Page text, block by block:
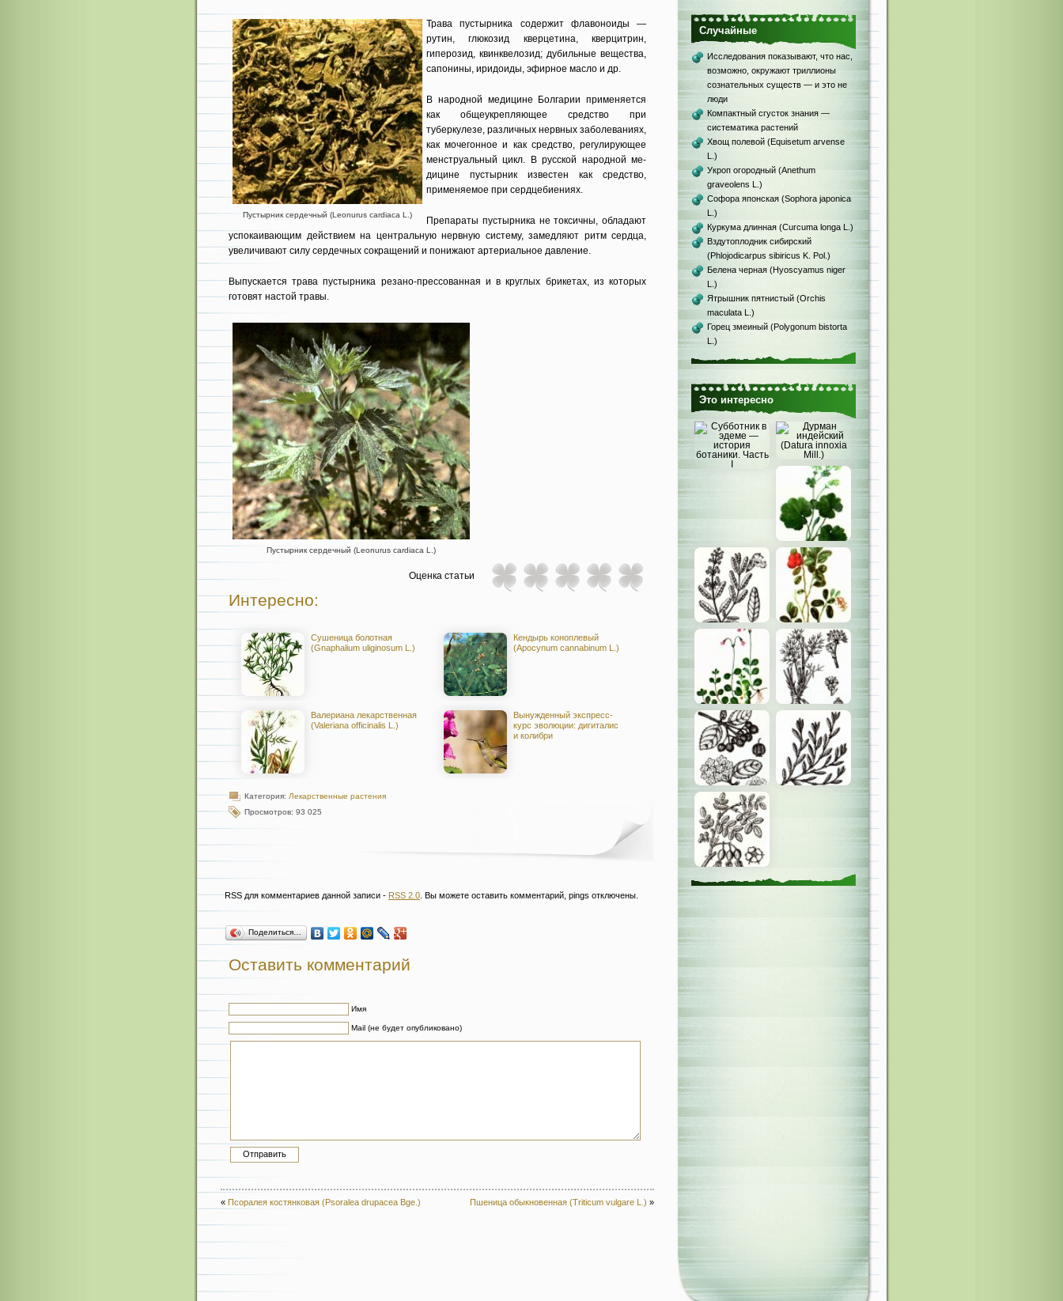
Пустырник сердечный (Leonurus cardiaca L.)
Трава пустырника содержит флавоноиды —
рутин, глюкозид кверцетина, кверцитрин,
гиперозид, квинквелозид; дубильные вещества,
сапонины, иридоиды, эфирное масло и др.
В народной медицине Болгарии применяется
как общеукрепляющее средство при
туберкулезе, различных нервных заболеваниях,
как мочегонное и как средство, регулирующее
менстру­альный цикл. В русской народной ме­
дицине пустырник известен как средст­во,
применяемое при сердцебиениях.
Препараты пустырника не токси­чны, обладают
успокаивающим дейст­вием на центральную нервную систему, замедляют ритм сердца,
увеличивают силу сердечных сокращений и понижа­ют артериальное давление.
Выпускается трава пустырника ре­зано-прессованная и в круглых брике­тах, из которых
готовят настой травы.
Пустырник сердечный (Leonurus cardiaca L.)
Оценка статьи
Интересно:
Сушеница болотная
(Gnaphalium uliginosum L.)
Кендырь коноплевый
(Apocynum cannabinum L.)
Валериана лекарственная
(Valeriana officinalis L.)
Вынужденный экспресс-
курс эволюции: дигиталис
и колибри
Категория: Лекарственные растения
Просмотров: 93 025
RSS для комментариев данной записи - RSS 2.0 . Вы можете оставить комментарий, pings отключены.
Поделиться…
Оставить комментарий
Имя
Mail (не будет опубликовано)
« Псоралея костянковая (Psoralea drupacea Bge.) Пшеница обыкновенная (Triticum vulgare L.) »
Случайные
Исследования показывают, что нас,
возможно, окружают триллионы
сознательных существ — и это не
люди
Компактный сгусток знания —
систематика растений
Хвощ полевой (Equisetum arvense
L.)
Укроп огородный (Anethum
graveolens L.)
Софора японская (Sophora japonica
L.)
Куркума длинная (Curcuma longa L.)
Вздутоплодник сибирский
(Phlojodicarpus sibiricus K. Pol.)
Белена черная (Hyoscyamus niger
L.)
Ятрышник пятнистый (Orchis
maculata L.)
Горец змеиный (Polygonum bistorta
L.)
Это интересно